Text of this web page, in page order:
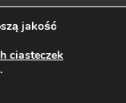
Radio,
jakość
ciasteczek
.